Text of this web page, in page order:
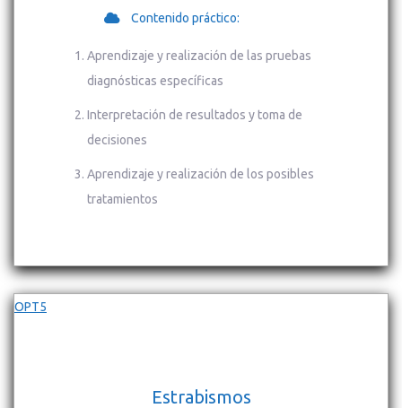
Contenido práctico:
Aprendizaje y realización de las pruebas
diagnósticas específicas
Interpretación de resultados y toma de
decisiones
Aprendizaje y realización de los posibles
tratamientos
OPT5
Estrabismos